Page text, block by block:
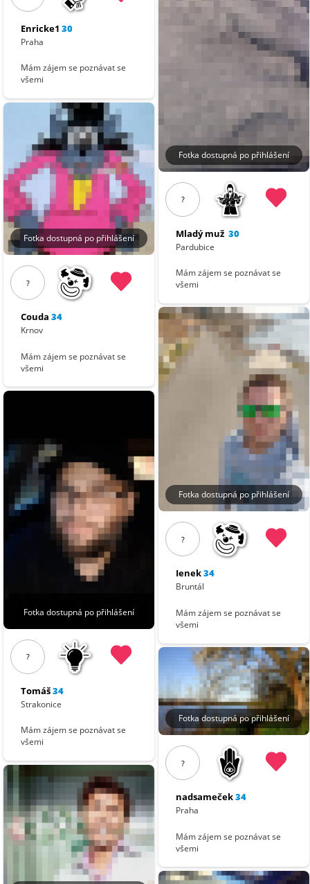
Enricke1 30
Praha
Mám zájem se poznávat se
všemi
Fotka dostupná po přihlášení
?
Couda 34
Krnov
Mám zájem se poznávat se
všemi
Fotka dostupná po přihlášení
?
Tomáš34
Strakonice
Mám zájem se poznávat se
všemi
Fotka dostupná po přihlášení
?
Mladý muž 30
Pardubice
Mám zájem se poznávat se
všemi
Fotka dostupná po přihlášení
?
Ienek34
Bruntál
Mám zájem se poznávat se
všemi
Fotka dostupná po přihlášení
?
nadsameček34
Praha
Mám zájem se poznávat se
všemi